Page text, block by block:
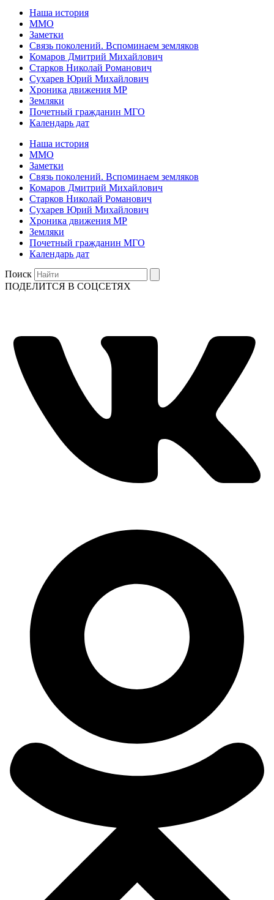
Наша история
ММО
Заметки
Связь поколений. Вспоминаем земляков
Комаров Дмитрий Михайлович
Старков Николай Романович
Сухарев Юрий Михайлович
Хроника движения МР
Земляки
Почетный гражданин МГО
Календарь дат
Наша история
ММО
Заметки
Связь поколений. Вспоминаем земляков
Комаров Дмитрий Михайлович
Старков Николай Романович
Сухарев Юрий Михайлович
Хроника движения МР
Земляки
Почетный гражданин МГО
Календарь дат
Поиск
ПОДЕЛИТСЯ В СОЦСЕТЯХ